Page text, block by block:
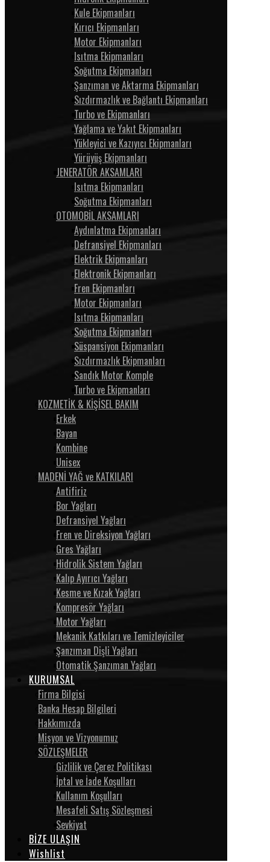
Kule Ekipmanları
Kırıcı Ekipmanları
Motor Ekipmanları
Isıtma Ekipmanları
Soğutma Ekipmanları
Şanzıman ve Aktarma Ekipmanları
Sızdırmazlık ve Bağlantı Ekipmanları
Turbo ve Ekipmanları
Yağlama ve Yakıt Ekipmanları
Yükleyici ve Kazıyıcı Ekipmanları
Yürüyüş Ekipmanları
JENERATÖR AKSAMLARI
Isıtma Ekipmanları
Soğutma Ekipmanları
OTOMOBİL AKSAMLARI
Aydınlatma Ekipmanları
Defransiyel Ekipmanları
Elektrik Ekipmanları
Elektronik Ekipmanları
Fren Ekipmanları
Motor Ekipmanları
Isıtma Ekipmanları
Soğutma Ekipmanları
Süspansiyon Ekipmanları
Sızdırmazlık Ekipmanları
Sandık Motor Komple
Turbo ve Ekipmanları
KOZMETİK & KİŞİSEL BAKIM
Erkek
Bayan
Kombine
Unisex
MADENİ YAĞ ve KATKILARI
Antifiriz
Bor Yağları
Defransiyel Yağları
Fren ve Direksiyon Yağları
Gres Yağları
Hidrolik Sistem Yağları
Kalıp Ayırıcı Yağları
Kesme ve Kızak Yağları
Kompresör Yağları
Motor Yağları
Mekanik Katkıları ve Temizleyiciler
Şanzıman Dişli Yağları
Otomatik Şanzıman Yağları
KURUMSAL
Firma Bilgisi
Banka Hesap Bilgileri
Hakkımızda
Misyon ve Vizyonumuz
SÖZLEŞMELER
Gizlilik ve Çerez Politikası
İptal ve İade Koşulları
Kullanım Koşulları
Mesafeli Satış Sözleşmesi
Sevkiyat
BİZE ULAŞIN
Wishlist